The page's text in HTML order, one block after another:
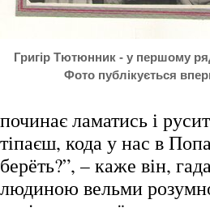
Григір Тютюнник - у першому
Фото публікується
починає ламатись і
тіпаєш, кода у нас в
берёть?”, – каже він,
людиною вельми